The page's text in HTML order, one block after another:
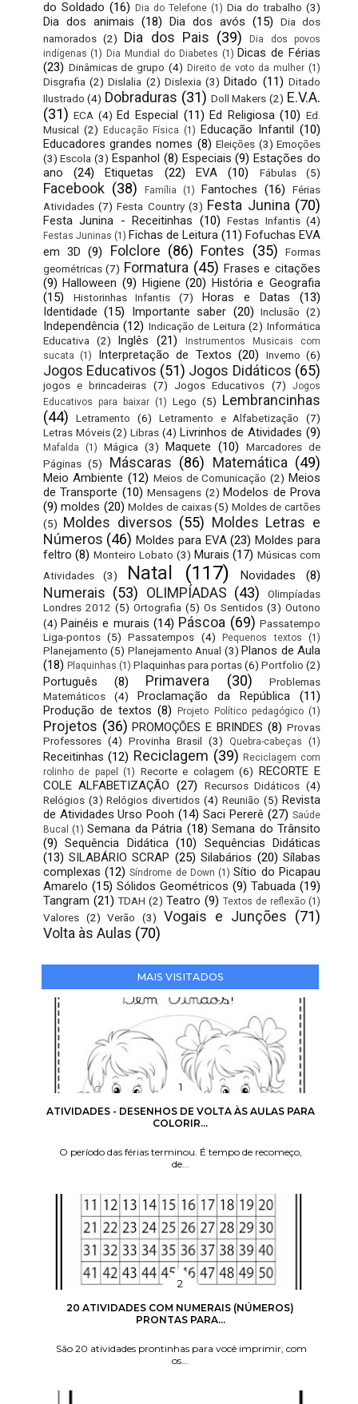
do Soldado (16) Dia do Telefone (1) Dia do trabalho (3)
Dia dos animais (18) Dia dos avós (15)
Dia dos
namorados (2) Dia dos Pais (39)
Dia dos povos
indígenas (1) Dia Mundial do Diabetes (1) Dicas de Férias
(23) Dinâmicas de grupo (4) Direito de voto da mulher (1)
Disgrafia (2) Dislalia (2) Dislexia (3) Ditado (11) Ditado
Ilustrado (4) Dobraduras (31) Doll Makers (2) E.V.A.
(31) ECA (4) Ed Especial (11) Ed Religiosa (10) Ed.
Musical (2) Educação Física (1) Educação Infantil (10)
Educadores grandes nomes (8) Eleições (3) Emoções
(3) Escola (3) Espanhol (8) Especiais (9) Estações do
ano
(24) Etiquetas (22) EVA (10) Fábulas (5)
Facebook (38) Família (1) Fantoches (16)
Férias
Atividades (7) Festa Country (3) Festa Junina (70)
Festa Junina - Receitinhas (10) Festas Infantis (4)
Festas Juninas (1) Fichas de Leitura (11) Fofuchas EVA
em 3D (9) Folclore (86) Fontes (35)
Formas
geométricas (7) Formatura (45) Frases e citações
(9) Halloween (9) Higiene (20) História e Geografia
(15)
Historinhas Infantis (7) Horas e Datas
(13)
Identidade (15) Importante saber (20) Inclusão (2)
Independência (12) Indicação de Leitura (2) Informática
Educativa
(2) Inglês (21)
Instrumentos Musicais com
sucata
(1) Interpretação de Textos (20) Inverno (6)
Jogos Educativos (51) Jogos Didáticos (65)
jogos e brincadeiras (7) Jogos Educativos (7)
Jogos
Educativos para baixar (1) Lego (5) Lembrancinhas
(44)
Letramento (6) Letramento e Alfabetização
(7)
Letras Móveis (2) Libras (4) Livrinhos de Atividades (9)
Mafalda (1) Mágica (3) Maquete (10)
Marcadores de
Páginas (5) Máscaras (86) Matemática (49)
Meio Ambiente (12) Meios de Comunicação (2) Meios
de Transporte (10) Mensagens (2) Modelos de Prova
(9) moldes (20) Moldes de caixas (5) Moldes de cartões
(5) Moldes diversos (55) Moldes Letras e
Números (46) Moldes para EVA (23) Moldes para
feltro (8) Monteiro Lobato (3) Murais (17) Músicas com
Atividades
(3) Natal (117) Novidades (8)
Numerais (53) OLIMPÍADAS (43)
Olimpíadas
Londres 2012 (5) Ortografia (5) Os Sentidos (3) Outono
(4) Painéis e murais (14) Páscoa (69) Passatempo
Liga-pontos (5) Passatempos (4) Pequenos textos (1)
Planejamento (5) Planejamento Anual (3) Planos de Aula
(18) Plaquinhas (1) Plaquinhas para portas(6) Portfolio (2)
Português (8) Primavera (30)
Problemas
Matemáticos
(4) Proclamação da República
(11)
Produção de textos (8) Projeto Político pedagógico (1)
Projetos (36) PROMOÇÕES E BRINDES (8) Provas
Professores (4) Provinha Brasil (3) Quebra-cabeças (1)
Receitinhas (12) Reciclagem (39) Reciclagem com
rolinho de papel
(1) Recorte e colagem (6) RECORTE E
COLE ALFABETIZAÇÃO (27) Recursos Didáticos (4)
Relógios (3) Relógios divertidos (4) Reunião (5) Revista
de Atividades Urso Pooh (14) Saci Pererê (27) Saúde
Bucal
(1) Semana da Pátria (18) Semana do Trânsito
(9) Sequência Didática (10)
Sequências Didáticas
(13) SILABÁRIO SCRAP (25) Silabários (20) Sílabas
complexas (12) Síndrome de Down (1) Sítio do Picapau
Amarelo (15) Sólidos Geométricos (9) Tabuada (19)
Tangram (21) TDAH (2) Teatro (9) Textos de reflexão (1)
Valores (2) Verão (3) Vogais e Junções (71)
Volta às Aulas (70)
MAIS VISITADOS
ATIVIDADES - DESENHOS DE VOLTA ÀS AULAS PARA
COLORIR...
O período das férias terminou. É tempo de recomeço,
de...
20 ATIVIDADES COM NUMERAIS (NÚMEROS)
PRONTAS PARA...
São 20 atividades prontinhas para você imprimir, com
os...